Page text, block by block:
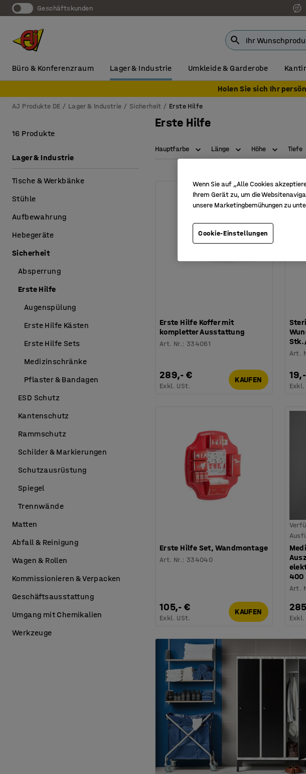
Geschäftskunden
Büro & Konferenzraum Lager & Industrie Umkleide & Garderobe
Holen Sie sich Ihr
AJ Produkte DE Lager & Industrie Sicherheit Erste Hilfe
Erste Hilfe
Hauptfarbe Länge Höhe Tiefe
Erste Hilfe Koffer mit
kompletter Ausstattung
Art. Nr.: 334061
289,- €
Exkl. USt.
KAUFEN
Art.
Erste Hilfe Set, Wandmontage
Art. Nr.: 334040
105,- €
Exkl. USt.
KAUFEN
400
Art.
16 Produkte
Lager & Industrie
Tische & Werkbänke
Stühle
Aufbewahrung
Hebegeräte
Sicherheit
Absperrung
Erste Hilfe
Augenspülung
Erste Hilfe Kästen
Erste Hilfe Sets
Medizinschränke
Pflaster & Bandagen
ESD Schutz
Kantenschutz
Rammschutz
Schilder & Markierungen
Schutzausrüstung
Spiegel
Trennwände
Matten
Abfall & Reinigung
Wagen & Rollen
Kommissionieren & Verpacken
Geschäftsausstattung
Umgang mit Chemikalien
Werkzeuge
Wenn Sie auf „Alle Cookies
Ihrem Gerät zu, um die
unsere Marketingbemühungen zu
Cookie-Einstellungen